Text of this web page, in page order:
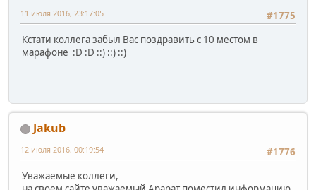
#1775
11 июля 2016, 23:17:05
Кстати коллега забыл Вас поздравить с 10 местом в
марафоне :D :D ::) ::) ::)
Jakub
#1776
12 июля 2016, 00:19:54
Уважаемые коллеги,